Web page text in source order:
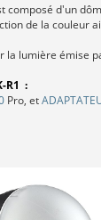
composé d'un
de la couleur
lumière émise
R1 :
Pro, et